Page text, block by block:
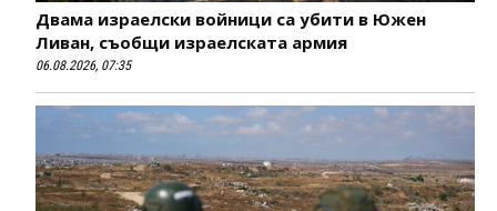
Двама израелски войници са убити в Южен
Ливан, съобщи израелската армия
06.08.2026, 07:35